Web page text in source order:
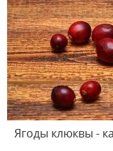
Ягоды клюквы -